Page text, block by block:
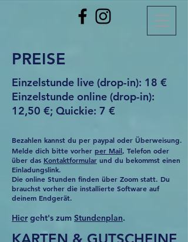
PREISE
Einzelstunde live (drop-in): 18 €
Einzelstunde online (drop-in):
12,50 €; Quickie: 7 €
Bezahlen kannst du per paypal oder Überweisung.
Melde dich bitte vorher per Mail, Telefon oder
über das Kontaktformular und du bekommst einen
Einladungslink.
Die online Stunden finden über Zoom statt. Du
brauchst vorher die installierte Software auf
deinem Endgerät.
Hiergeht's zum Stundenplan.